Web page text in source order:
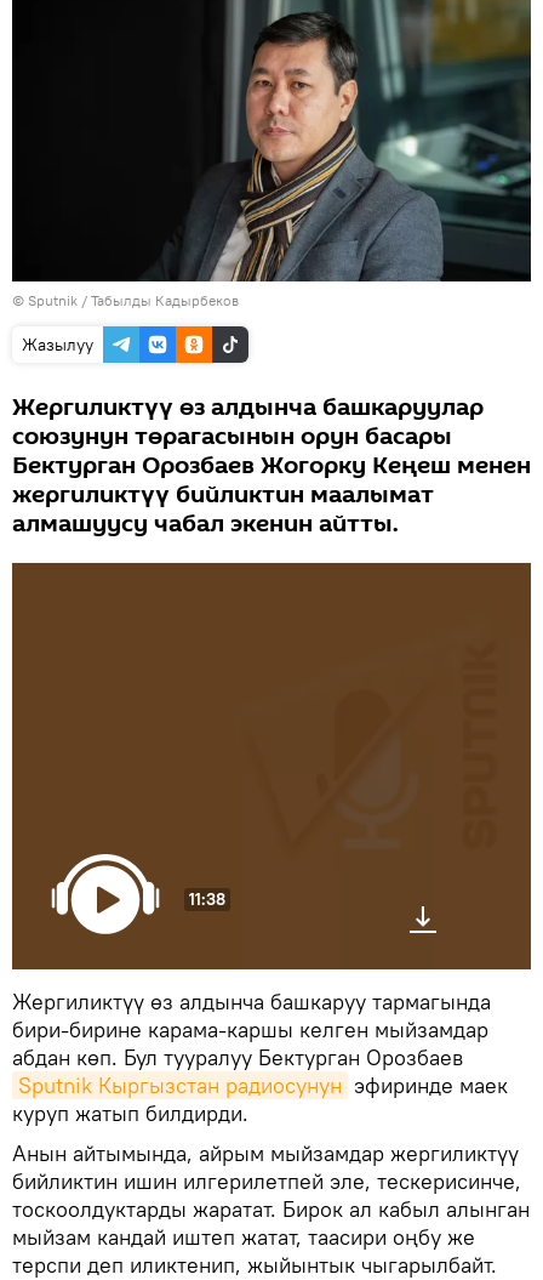
© Sputnik / Табылды Кадырбеков
Жазылуу
Жергиликтүү өз алдынча башкаруулар
союзунун төрагасынын орун басары
Бектурган Орозбаев Жогорку Кеңеш менен
жергиликтүү бийликтин маалымат
алмашуусу чабал экенин айтты.
11:38
Жергиликтүү өз алдынча башкаруу тармагында
бири-бирине карама-каршы келген мыйзамдар
абдан көп. Бул тууралуу Бектурган Орозбаев
Sputnik Кыргызстан радиосунун эфиринде маек
куруп жатып билдирди.
Анын айтымында, айрым мыйзамдар жергиликтүү
бийликтин ишин илгерилетпей эле, тескерисинче,
тоскоолдуктарды жаратат. Бирок ал кабыл алынган
мыйзам кандай иштеп жатат, таасири оңбу же
терспи деп иликтенип, жыйынтык чыгарылбайт.